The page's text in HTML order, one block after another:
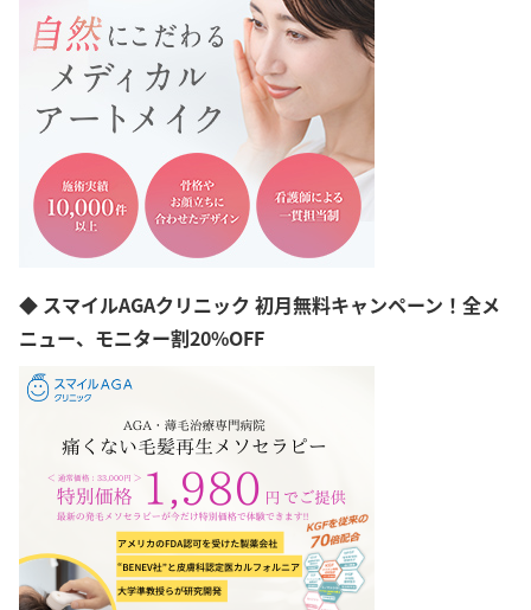
◆ スマイルAGAクリニック 初月無料キャンペーン！全メ
ニュー、モニター割20%OFF